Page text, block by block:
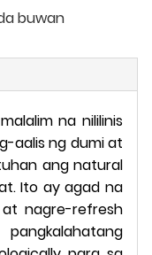
buwan
na nililinis
aalis ng dumi at
ang natural
Ito ay agad na
at nagre-refresh